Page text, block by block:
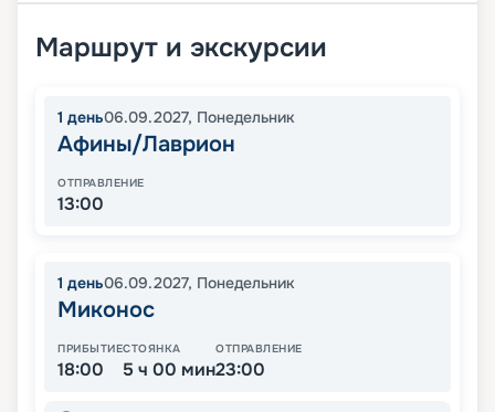
Маршрут и экскурсии
1 день06.09.2027, Понедельник
Афины/Лаврион
ОТПРАВЛЕНИЕ
13:00
1 день06.09.2027, Понедельник
Миконос
ПРИБЫТИЕ
18:00
СТОЯНКА
5 ч 00 мин
ОТПРАВЛЕНИЕ
23:00